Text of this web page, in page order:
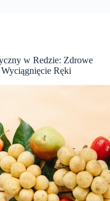
w Redzie: Zdrowe
Ręki